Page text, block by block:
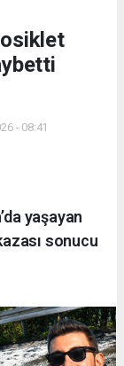
- 08:41
yaşayan
sonucu